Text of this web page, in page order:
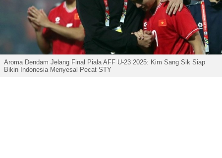
Aroma Dendam Jelang Final Piala AFF U-23 2025: Kim Sang Sik Siap
Bikin Indonesia Menyesal Pecat STY